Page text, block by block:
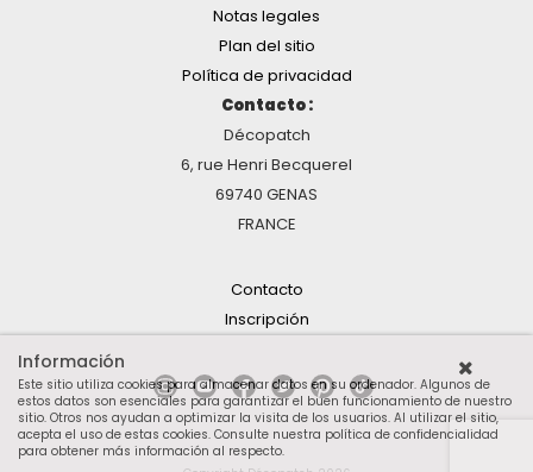
Notas legales
Plan del sitio
Política de privacidad
Contacto :
Décopatch
6, rue Henri Becquerel
69740 GENAS
FRANCE
Contacto
Inscripción
Información
Este sitio utiliza cookies para almacenar datos en su ordenador. Algunos de
estos datos son esenciales para garantizar el buen funcionamiento de nuestro
sitio. Otros nos ayudan a optimizar la visita de los usuarios. Al utilizar el sitio,
acepta el uso de estas cookies. Consulte nuestra política de confidencialidad
para obtener más información al respecto.